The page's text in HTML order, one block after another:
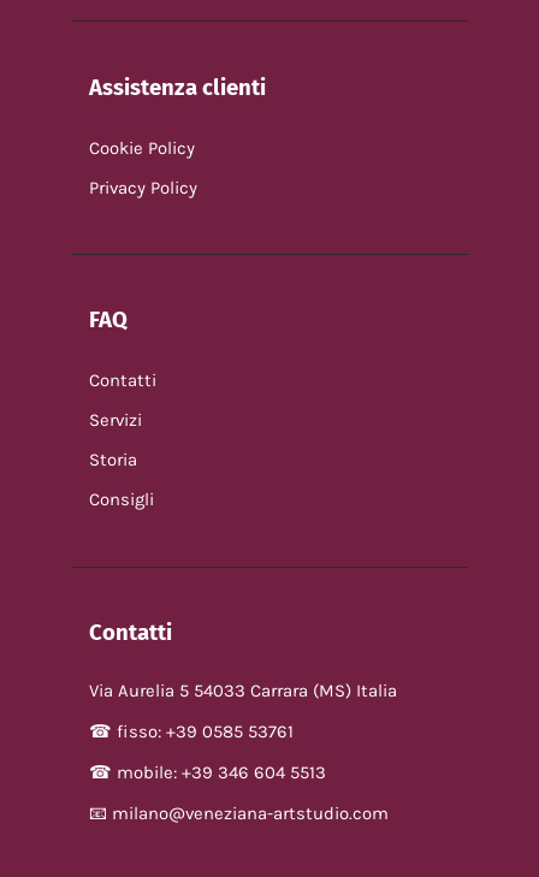
Assistenza clienti
Cookie Policy
Privacy Policy
FAQ
Contatti
Servizi
Storia
Consigli
Contatti
Via Aurelia 5 54033 Carrara (MS) Italia
☎ fisso: +39 0585 53761
☎ mobile: +39 346 604 5513
📧 milano@veneziana-artstudio.com